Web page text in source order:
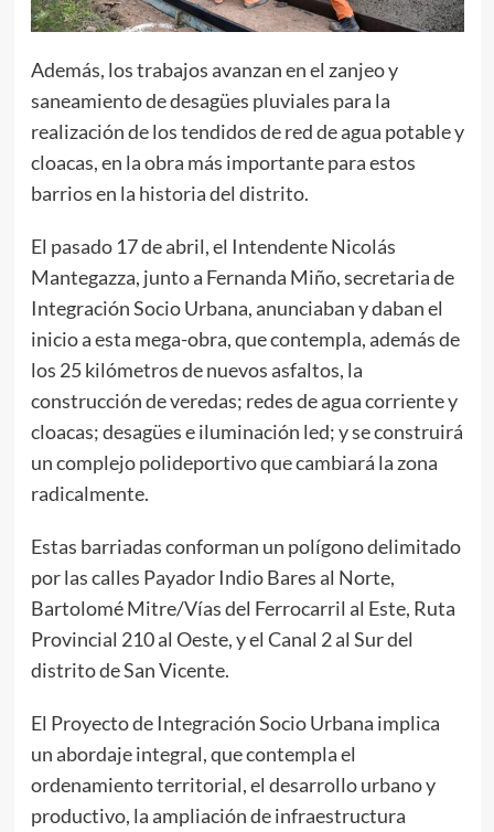
Además, los trabajos avanzan en el zanjeo y
saneamiento de desagües pluviales para la
realización de los tendidos de red de agua potable y
cloacas, en la obra más importante para estos
barrios en la historia del distrito.
El pasado 17 de abril, el Intendente Nicolás
Mantegazza, junto a Fernanda Miño, secretaria de
Integración Socio Urbana, anunciaban y daban el
inicio a esta mega-obra, que contempla, además de
los 25 kilómetros de nuevos asfaltos, la
construcción de veredas; redes de agua corriente y
cloacas; desagües e iluminación led; y se construirá
un complejo polideportivo que cambiará la zona
radicalmente.
Estas barriadas conforman un polígono delimitado
por las calles Payador Indio Bares al Norte,
Bartolomé Mitre/Vías del Ferrocarril al Este, Ruta
Provincial 210 al Oeste, y el Canal 2 al Sur del
distrito de San Vicente.
El Proyecto de Integración Socio Urbana implica
un abordaje integral, que contempla el
ordenamiento territorial, el desarrollo urbano y
productivo, la ampliación de infraestructura